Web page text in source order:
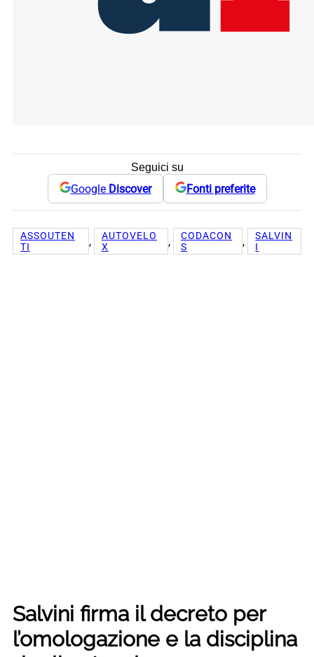
Seguici su
Google Discover Fonti preferite
ASSOUTEN
TI
,
AUTOVELO
X
,
CODACON
S
,
SALVIN
I
Salvini firma il decreto per
l’omologazione e la disciplina